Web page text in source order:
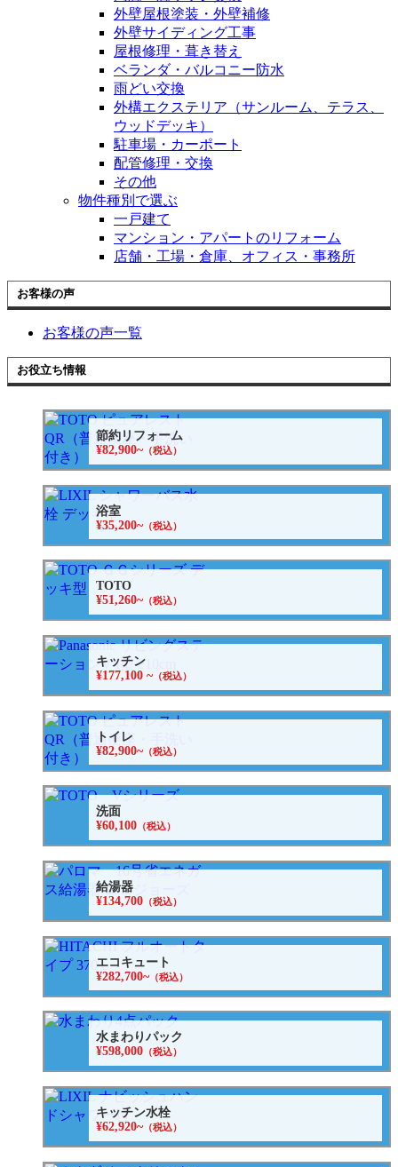
外壁屋根塗装・外壁補修
外壁サイディング工事
屋根修理・葺き替え
ベランダ・バルコニー防水
雨どい交換
外構エクステリア（サンルーム、テラス、
ウッドデッキ）
駐車場・カーポート
配管修理・交換
その他
物件種別で選ぶ
一戸建て
マンション・アパートのリフォーム
店舗・工場・倉庫、オフィス・事務所
お客様の声
お客様の声一覧
お役立ち情報
節約リフォーム
¥82,900~（税込）
浴室
¥35,200~（税込）
TOTO
¥51,260~（税込）
キッチン
¥177,100 ~（税込）
トイレ
¥82,900~（税込）
洗面
¥60,100 （税込）
給湯器
¥134,700 （税込）
エコキュート
¥282,700~（税込）
水まわりパック
¥598,000 （税込）
キッチン水栓
¥62,920~（税込）